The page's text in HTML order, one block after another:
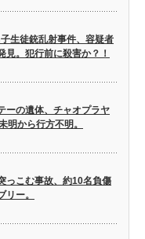
生徒銃乱射事件、容疑者
見。犯行前に殺害か？！
ーの遺体、チャオプラヤ
明から行方不明。
っこむ事故、約10名負傷
リー。